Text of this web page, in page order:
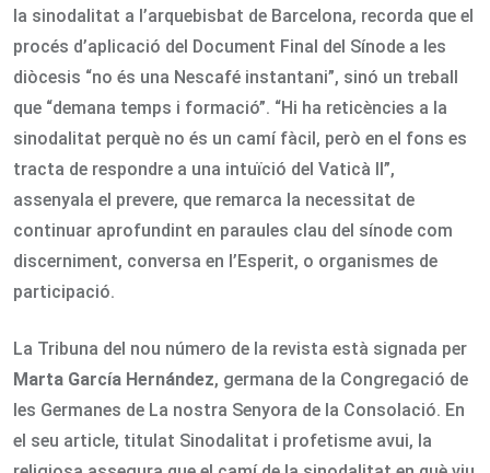
la sinodalitat a l’arquebisbat de Barcelona, recorda que el
procés d’aplicació del Document Final del Sínode a les
diòcesis “no és una Nescafé instantani”, sinó un treball
que “demana temps i formació”. “Hi ha reticències a la
sinodalitat perquè no és un camí fàcil, però en el fons es
tracta de respondre a una intuïció del Vaticà II”,
assenyala el prevere, que remarca la necessitat de
continuar aprofundint en paraules clau del sínode com
discerniment, conversa en l’Esperit, o organismes de
participació.
La Tribuna del nou número de la revista està signada per
Marta García Hernández, germana de la Congregació de
les Germanes de La nostra Senyora de la Consolació. En
el seu article, titulat Sinodalitat i profetisme avui, la